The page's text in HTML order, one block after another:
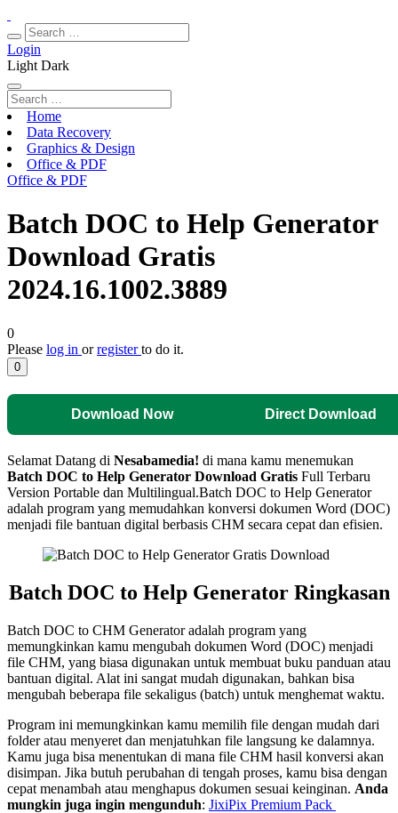
Login
Light Dark
Home
Data Recovery
Graphics & Design
Office & PDF
Office & PDF
Batch DOC to Help Generator
Download Gratis
2024.16.1002.3889
0
Please log in orregisterto do it.
0
Download Now Direct Download
Selamat Datang di Nesabamedia! di mana kamu menemukan
Batch DOC to Help Generator Download Gratis Full Terbaru
Version Portable dan Multilingual.Batch DOC to Help Generator
adalah program yang memudahkan konversi dokumen Word (DOC)
menjadi file bantuan digital berbasis CHM secara cepat dan efisien.
Batch DOC to Help Generator Ringkasan
Batch DOC to CHM Generator adalah program yang
memungkinkan kamu mengubah dokumen Word (DOC) menjadi
file CHM, yang biasa digunakan untuk membuat buku panduan atau
bantuan digital. Alat ini sangat mudah digunakan, bahkan bisa
mengubah beberapa file sekaligus (batch) untuk menghemat waktu.
Program ini memungkinkan kamu memilih file dengan mudah dari
folder atau menyeret dan menjatuhkan file langsung ke dalamnya.
Kamu juga bisa menentukan di mana file CHM hasil konversi akan
disimpan. Jika butuh perubahan di tengah proses, kamu bisa dengan
cepat menambah atau menghapus dokumen sesuai keinginan. Anda
mungkin juga ingin mengunduh: JixiPix Premium Pack